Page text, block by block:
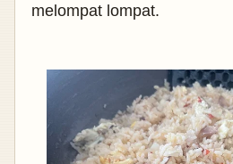
melompat lompat.